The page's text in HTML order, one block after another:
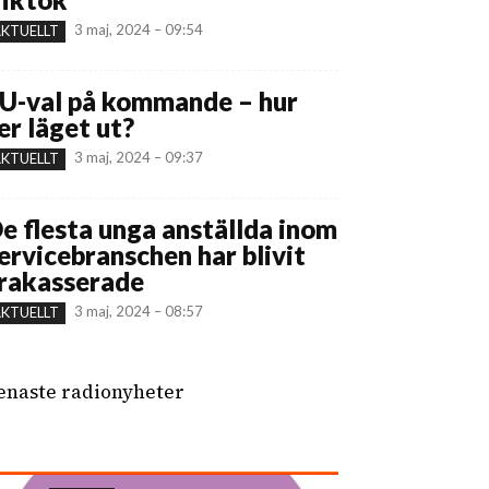
3 maj, 2024 – 09:54
val på kommande – hur
läget ut?
3 maj, 2024 – 09:37
flesta unga anställda inom
har blivit
3 maj, 2024 – 08:57
radionyheter